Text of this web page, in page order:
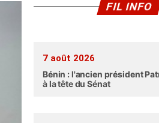
FIL INFO
7 août 2026
Bénin : l'ancien président
à la tête du Sénat